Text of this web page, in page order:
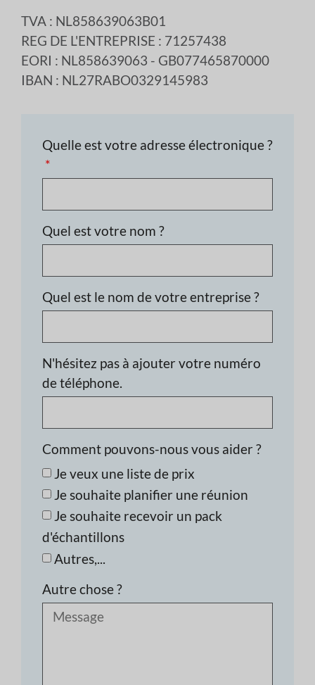
TVA : NL858639063B01
REG DE L'ENTREPRISE : 71257438
EORI : NL858639063 - GB077465870000
IBAN : NL27RABO0329145983
Quelle est votre adresse électronique ?
Quel est votre nom ?
Quel est le nom de votre entreprise ?
N'hésitez pas à ajouter votre numéro
de téléphone.
Comment pouvons-nous vous aider ?
Je veux une liste de prix
Je souhaite planifier une réunion
Je souhaite recevoir un pack
d'échantillons
Autres,...
Autre chose ?